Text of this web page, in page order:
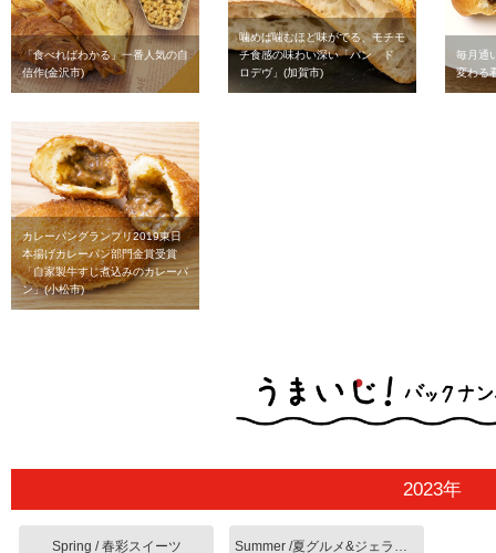
「食べればわかる」一番人気の自
信作(金沢市)
噛めば噛むほど味がでる、モチモ
チ食感の味わい深い「パン ド
ロデヴ」(加賀市)
毎月通
変わる
カレーパングランプリ2019東日
本揚げカレーパン部門金賞受賞
「自家製牛すじ煮込みのカレーパ
ン」(小松市)
2023年
Spring / 春彩スイーツ Summer /夏グルメ&ジェラート